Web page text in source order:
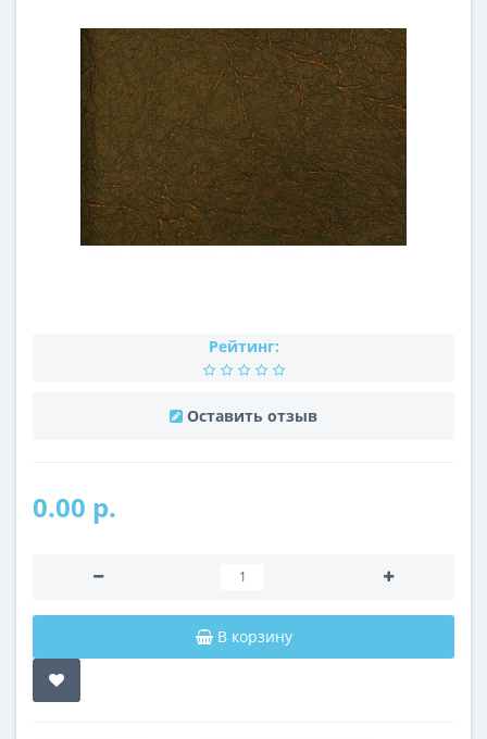
Рейтинг:
Оставить отзыв
0.00 р.
В корзину